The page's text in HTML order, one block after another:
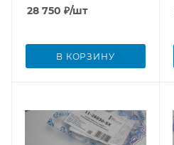
28 750 ₽/шт
В КОРЗИНУ